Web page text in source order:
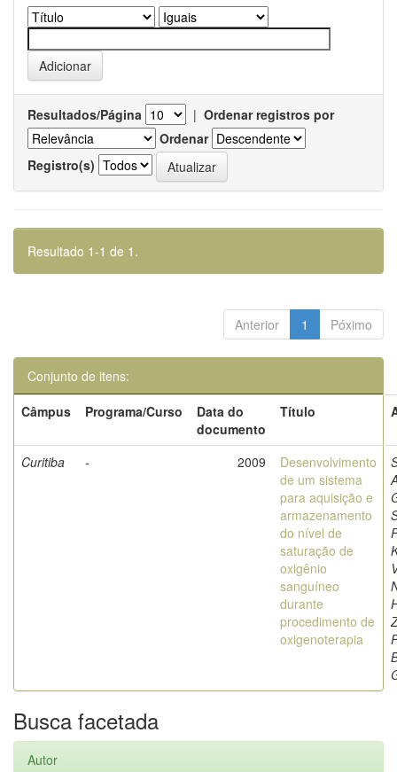
Resultados/Página | Ordenar registros por
Ordenar
Registro(s)
Resultado 1-1 de 1.
Anterior 1 Póximo
Conjunto de itens:
Câmpus
Programa/Curso
Data do
documento
Título
Curitiba - 2009
Desenvolvimento
de um sistema
para aquisição e
armazenamento
do nível de
saturação de
oxigênio
sanguíneo
durante
procedimento de
oxigenoterapia
Busca facetada
Autor